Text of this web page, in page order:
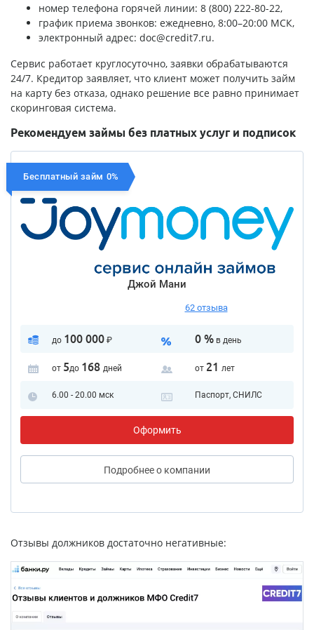
номер телефона горячей линии: 8 (800) 222-80-22,
график приема звонков: ежедневно, 8:00–20:00 МСК,
электронный адрес: doc@credit7.ru.
Сервис работает круглосуточно, заявки обрабатываются
24/7. Кредитор заявляет, что клиент может получить займ
на карту без отказа, однако решение все равно принимает
скоринговая система.
Рекомендуем займы без платных услуг и подписок
Бесплатный займ 0%
Джой Мани
62 отзыва
до 100 000₽ 0 %в день
от 5до 168 дней от 21 лет
6.00 - 20.00 мск Паспорт, СНИЛС
Оформить
Подробнеео компании
Отзывы должников достаточно негативные: